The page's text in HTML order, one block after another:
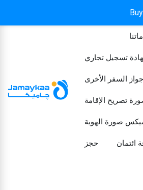
تسجيل تجاري
السفر الأخرى
تصريح الإقامة
صورة الهوية
حجز ائتمان